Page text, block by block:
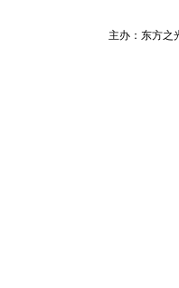
主办：东方之